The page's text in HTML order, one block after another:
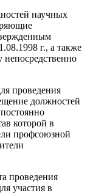
научных
г., а также
непосредственно
проведения
должностей
которой в
профсоюзной
проведения
участия в